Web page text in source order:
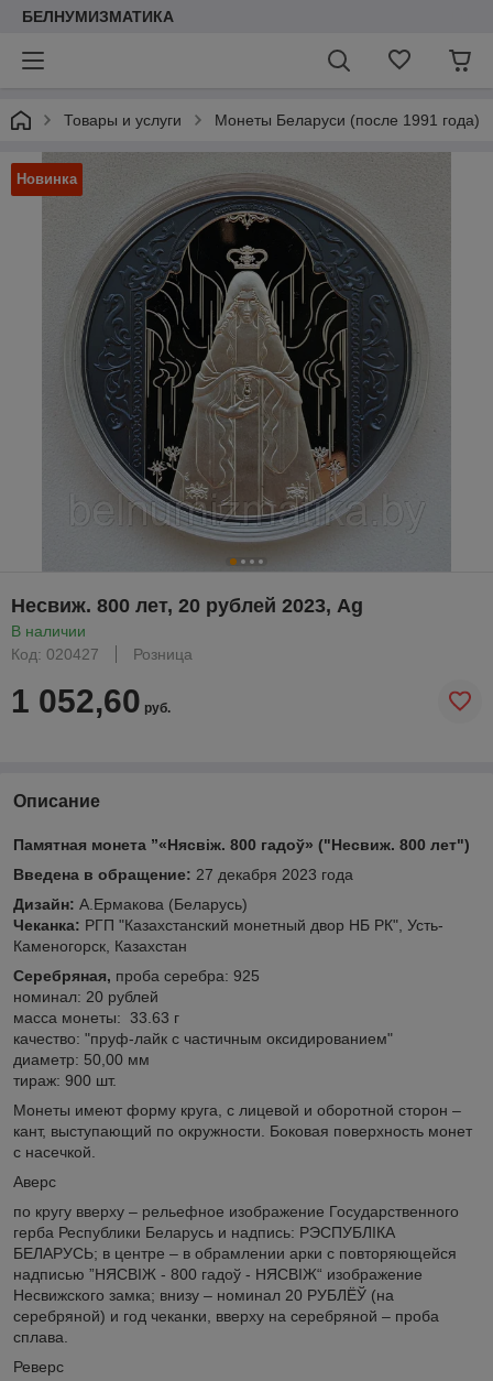
БЕЛНУМИЗМАТИКА
Товары и услуги Монеты Беларуси (после 1991 года)
Новинка
Несвиж. 800 лет, 20 рублей 2023, Ag
В наличии
Код: 020427
Розница
1 052,60 руб.
Описание
Памятная монета ”«Нясвіж. 800 гадоў» ("Несвиж. 800 лет")
Введена в обращение: 27 декабря 2023 года
Дизайн: А.Ермакова (Беларусь)
Чеканка: РГП "Казахстанский монетный двор НБ РК", Усть-
Каменогорск, Казахстан
Серебряная, проба серебра: 925
номинал: 20 рублей
масса монеты: 33.63 г
качество: "пруф-лайк с частичным оксидированием"
диаметр: 50,00 мм
тираж: 900 шт.
Монеты имеют форму круга, с лицевой и оборотной сторон –
кант, выступающий по окружности. Боковая поверхность монет
с насечкой.
Аверс
по кругу вверху – рельефное изображение Государственного
герба Республики Беларусь и надпись: РЭСПУБЛІКА
БЕЛАРУСЬ; в центре – в обрамлении арки с повторяющейся
надписью ”НЯСВІЖ - 800 гадоў - НЯСВІЖ“ изображение
Несвижского замка; внизу – номинал 20 РУБЛЁЎ (на
серебряной) и год чеканки, вверху на серебряной – проба
сплава.
Реверс